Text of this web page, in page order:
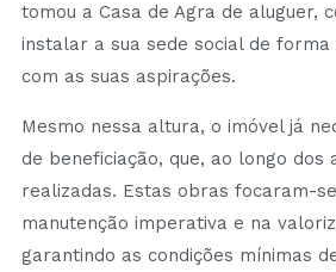
tomou a Casa de Agra de aluguer,
instalar a sua sede social de forma
com as suas aspirações.
Mesmo nessa altura, o imóvel já
de beneficiação, que, ao longo dos
realizadas. Estas obras focaram-
manutenção imperativa e na
garantindo as condições mínimas